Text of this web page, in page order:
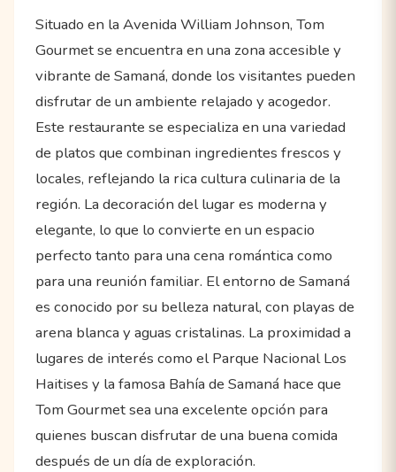
Situado en la Avenida William Johnson, Tom
Gourmet se encuentra en una zona accesible y
vibrante de Samaná, donde los visitantes pueden
disfrutar de un ambiente relajado y acogedor.
Este restaurante se especializa en una variedad
de platos que combinan ingredientes frescos y
locales, reflejando la rica cultura culinaria de la
región. La decoración del lugar es moderna y
elegante, lo que lo convierte en un espacio
perfecto tanto para una cena romántica como
para una reunión familiar. El entorno de Samaná
es conocido por su belleza natural, con playas de
arena blanca y aguas cristalinas. La proximidad a
lugares de interés como el Parque Nacional Los
Haitises y la famosa Bahía de Samaná hace que
Tom Gourmet sea una excelente opción para
quienes buscan disfrutar de una buena comida
después de un día de exploración.